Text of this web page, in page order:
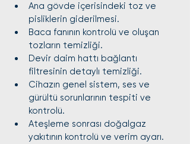
Ana gövde içerisindeki toz ve
pisliklerin giderilmesi.
Baca fanının kontrolü ve oluşan
tozların temizliği.
Devir daim hattı bağlantı
filtresinin detaylı temizliği.
Cihazın genel sistem, ses ve
gürültü sorunlarının tespiti ve
kontrolü.
Ateşleme sonrası doğalgaz
yakıtının kontrolü ve verim ayarı.